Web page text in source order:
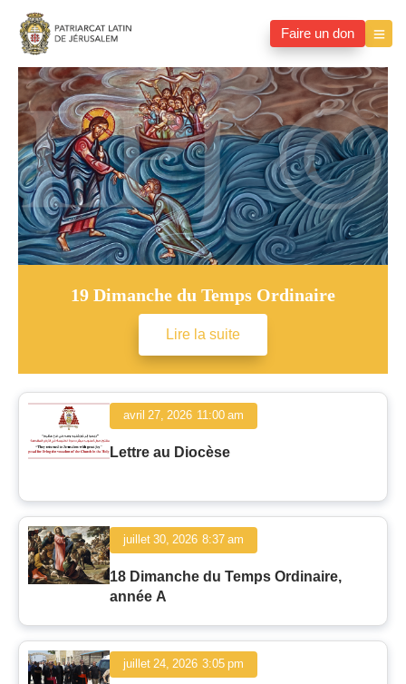
Faire un don
19 Dimanche du Temps Ordinaire
Lire la suite
avril 27, 2026 11:00 am
Lettre au Diocèse
juillet 30, 20268:37 am
18 Dimanche du Temps Ordinaire,
année A
juillet 24, 20263:05 pm